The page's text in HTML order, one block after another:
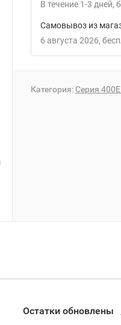
В течение 1-3 дней
Самовывоз из
6 августа 2026
Категория: Серия
Остатки обновлены